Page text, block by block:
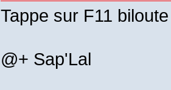
Tappe sur F11
@+ Sap'Lal